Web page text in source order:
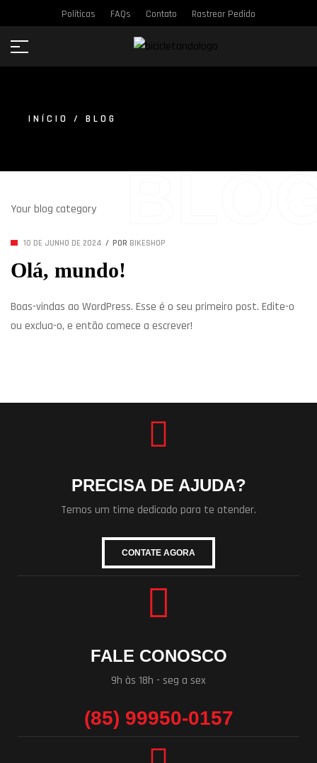
Políticas FAQs Contato Rastrear Pedido
INÍCIO / BLOG
Your blog category
10 DE JUNHO DE 2024 POR BIKESHOP
Olá, mundo!
Boas-vindas ao WordPress. Esse é o seu primeiro post. Edite-o
ou exclua-o, e então comece a escrever!
PRECISA DE AJUDA?
Temos um time dedicado para te atender.
CONTATE AGORA
FALE CONOSCO
9h às 18h - seg a sex
(85) 99950-0157